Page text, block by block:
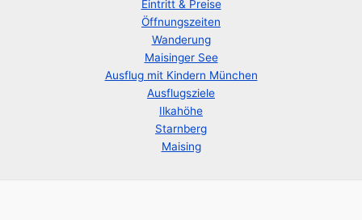
Eintritt & Preise
Öffnungszeiten
Wanderung
Maisinger See
Ausflug mit Kindern München
Ausflugsziele
Ilkahöhe
Starnberg
Maising